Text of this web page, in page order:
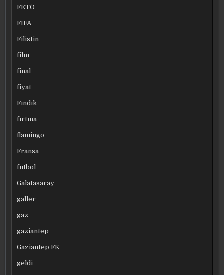
FETÖ
FIFA
Filistin
film
final
fiyat
Fındık
fırtına
flamingo
Fransa
futbol
Galatasaray
galler
gaz
gaziantep
Gaziantep FK
geldi